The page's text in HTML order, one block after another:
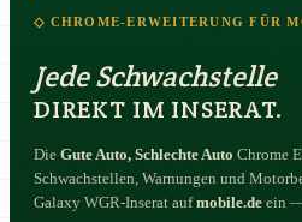
◇ CHROME-ERWEITERUNG FÜR
Jede Schwachstelle
DIREKT IM INSERAT.
Die Gute Auto, Schlechte Auto Chrome
Schwachstellen, Warnungen und
Galaxy WGR-Inserat aufmobile.de ein